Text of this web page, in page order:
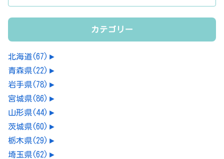
カテゴリー
北海道(67) ►
青森県(22) ►
岩手県(78) ►
宮城県(86) ►
山形県(44) ►
茨城県(60) ►
栃木県(29) ►
埼玉県(62) ►